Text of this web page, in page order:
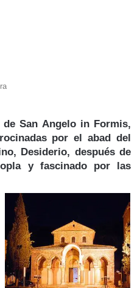
San Angelo in Formis,
por el abad del
Desiderio, después de
y fascinado por las